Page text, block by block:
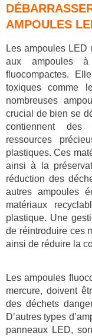
AMPOULES
Les ampoules LED
aux ampoules à
fluocompactes.
toxiques comme
nombreuses
crucial de bien se
contiennent des
ressources
plastiques. Ces
ainsi à la
réduction des
autres ampoules
matériaux
plastique. Une
de réintroduire ces
ainsi de réduire la
Les ampoules
mercure, doivent
des déchets
D’autres types
panneaux LED,